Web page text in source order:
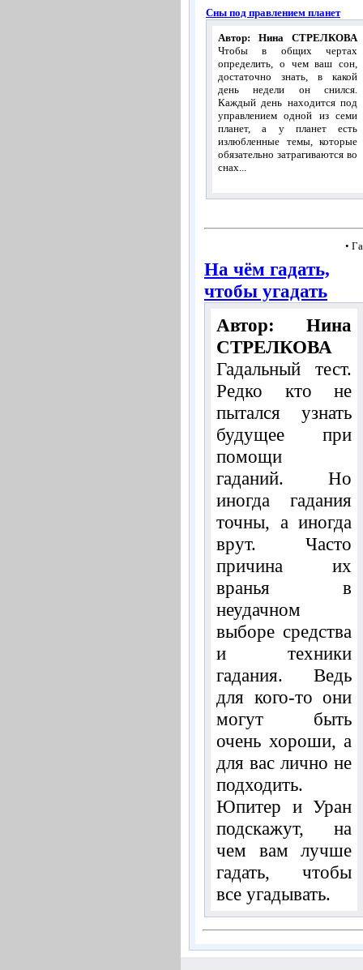
Сны под правлением планет
Автор: Нина СТРЕЛКОВА
Чтобы в общих чертах
определить, о чем ваш сон,
достаточно знать, в какой
день недели он снился.
Каждый день находится под
управлением одной из семи
планет, а у планет есть
излюбленные темы, которые
обязательно затрагиваются во
снах...
•
На чём гадать,
чтобы угадать
Автор: Нина
СТРЕЛКОВА
Гадальный тест.
Редко кто не
пытался узнать
будущее при
помощи
гаданий. Но
иногда гадания
точны, а иногда
врут. Часто
причина их
вранья в
неудачном
выборе средства
и техники
гадания. Ведь
для кого-то они
могут быть
очень хороши, а
для вас лично не
подходить.
Юпитер и Уран
подскажут, на
чем вам лучше
гадать, чтобы
все угадывать.